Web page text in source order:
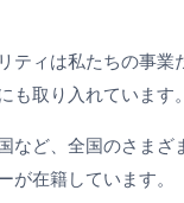
ティは私たちの事業
も取り入れています。
など、全国のさまざ
が在籍しています。